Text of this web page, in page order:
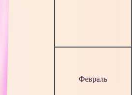
Февраль